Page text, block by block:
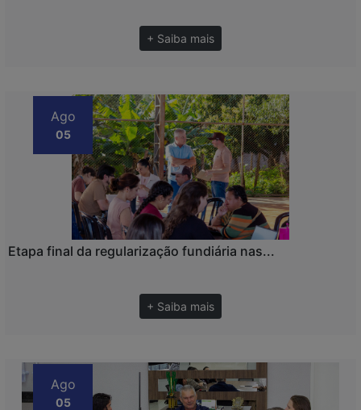
+ Saiba mais
Ago
05
Etapa final da regularização fundiária nas...
+ Saiba mais
Ago
05